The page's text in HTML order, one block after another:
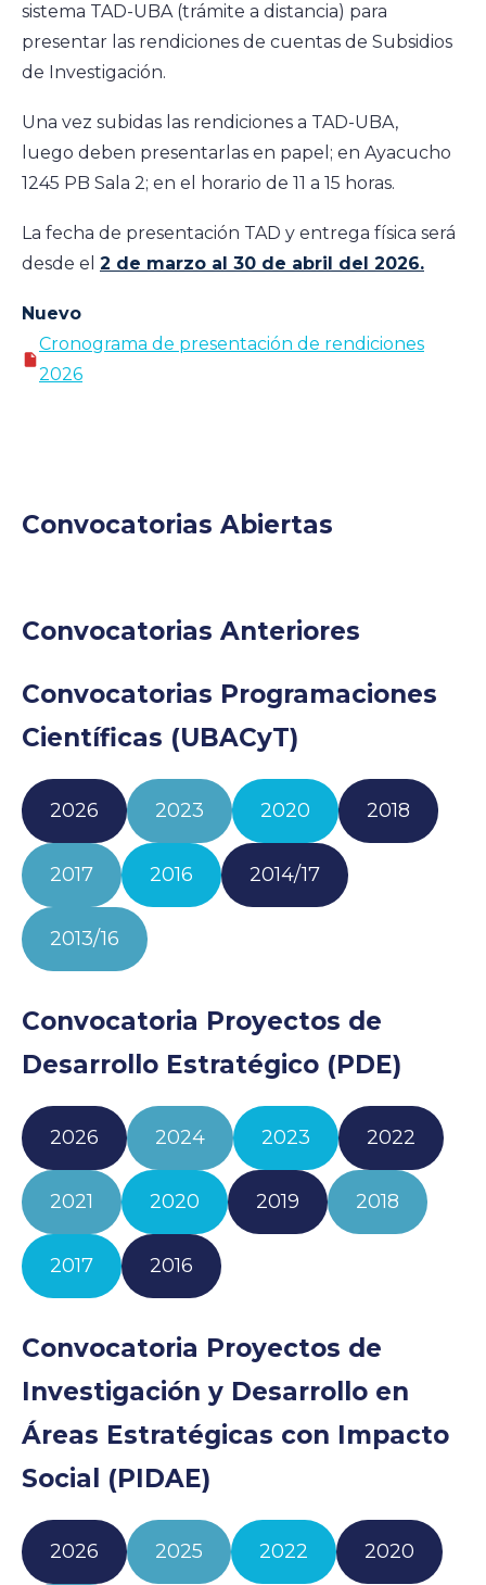
sistema TAD-UBA (trámite a distancia) para
presentar las rendiciones de cuentas de Subsidios
de Investigación.
Una vez subidas las rendiciones a TAD-UBA,
luego deben presentarlas en papel; en Ayacucho
1245 PB Sala 2; en el horario de 11 a 15 horas.
La fecha de presentación TAD y entrega física será
desde el 2 de marzo al 30 de abril del 2026.
Nuevo
Cronograma de presentación de rendiciones
2026
Convocatorias Abiertas
Convocatorias Anteriores
Convocatorias Programaciones
Científicas (UBACyT)
2026 2023 2020 2018
2017 2016 2014/17
2013/16
Convocatoria Proyectos de
Desarrollo Estratégico (PDE)
2026 2024 2023 2022
2021 2020 2019 2018
2017 2016
Convocatoria Proyectos de
Investigación y Desarrollo en
Áreas Estratégicas con Impacto
Social (PIDAE)
2026 2025 2022 2020